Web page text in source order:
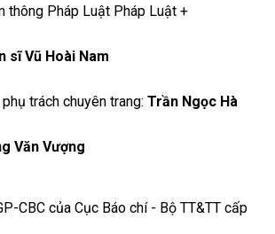
thông Pháp Luật Pháp Luật +
sĩ Vũ Hoài Nam
trách chuyên trang: Trần Ngọc Hà
Văn Vượng
CBC của Cục Báo chí - Bộ TT&TT cấp